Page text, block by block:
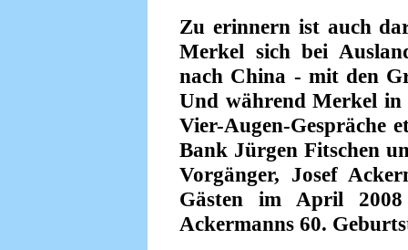
Zu erinnern ist auch
Merkel sich bei
nach China - mit den
Und während Merkel in
Vier-Augen-Gespräche
Bank Jürgen Fitschen
Vorgänger, Josef
Gästen im April
Ackermanns 60.